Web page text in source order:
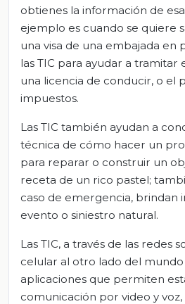
obtienes la información de
ejemplo es cuando se quiere
una visa de una embajada en
las TIC para ayudar a tramitar
una licencia de conducir, o el
impuestos.
Las TIC también ayudan a
técnica de cómo hacer un
para reparar o construir un
receta de un rico pastel;
caso de emergencia, brindan
evento o siniestro natural.
Las TIC, a través de las redes
celular al otro lado del mundo
aplicaciones que permiten
comunicación por video y